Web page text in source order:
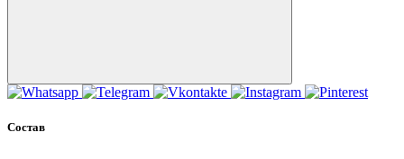
Состав